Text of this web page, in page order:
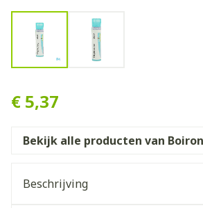
View larger imageView larger image
€ 5,37
Bekijk alle producten van Boiron
Beschrijving